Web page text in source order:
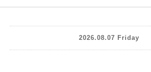
2026.08.07 Friday